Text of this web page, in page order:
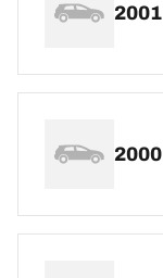
2001
2000